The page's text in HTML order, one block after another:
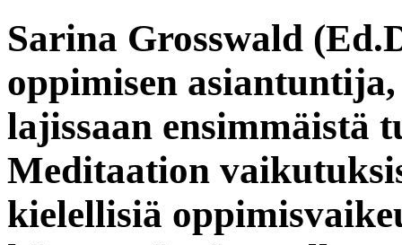
Sarina Grosswald
oppimisen
lajissaan ensimmäistä
Meditaation
kielellisiä